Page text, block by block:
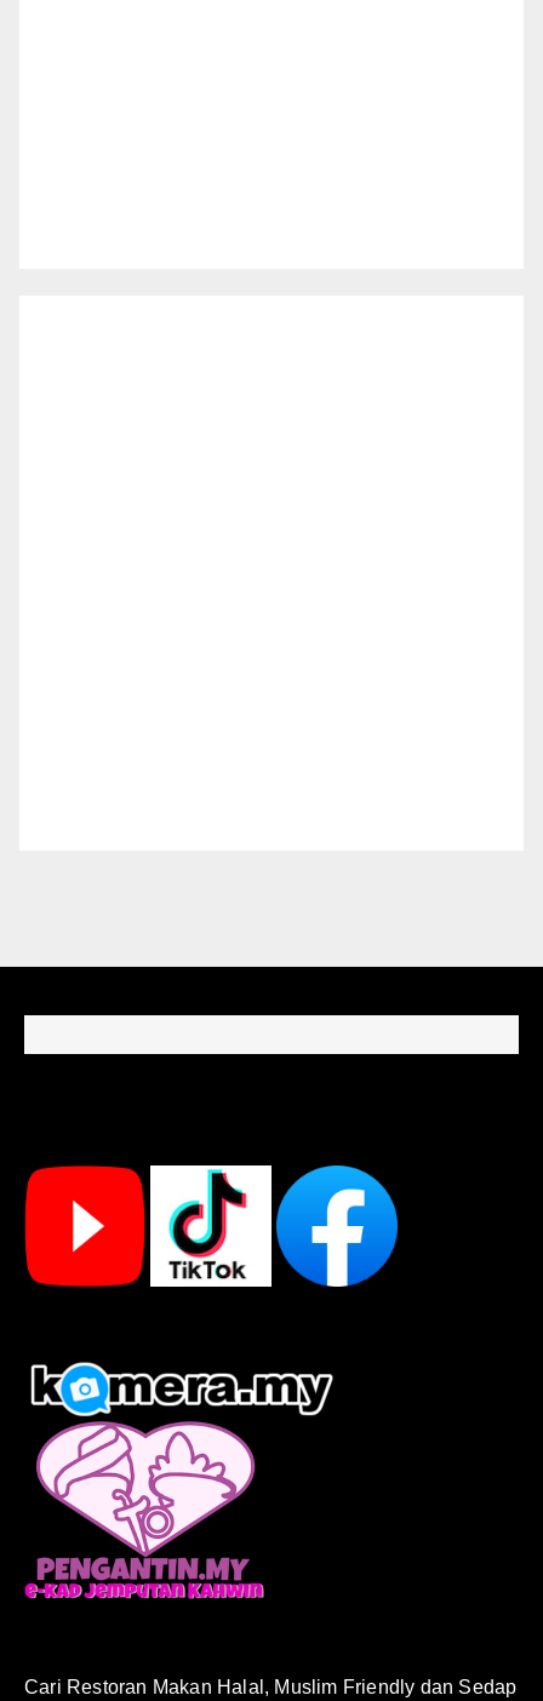
Cari Restoran Makan Halal, Muslim Friendly dan Sedap